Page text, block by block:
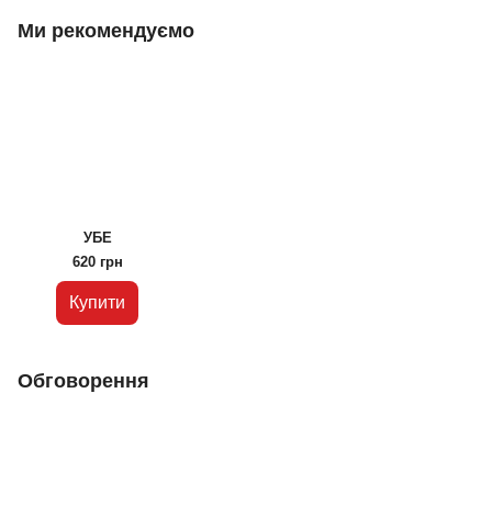
Ми рекомендуємо
УБЕ
620 грн
Купити
Обговорення